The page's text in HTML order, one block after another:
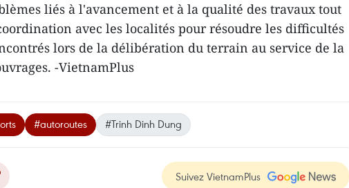
liés à l'avancement et à la qualité des travaux tout
avec les localités pour résoudre les difficultés
lors de la délibération du terrain au service de la
-VietnamPlus
#autoroutes #Trinh Dinh Dung
Suivez VietnamPlus